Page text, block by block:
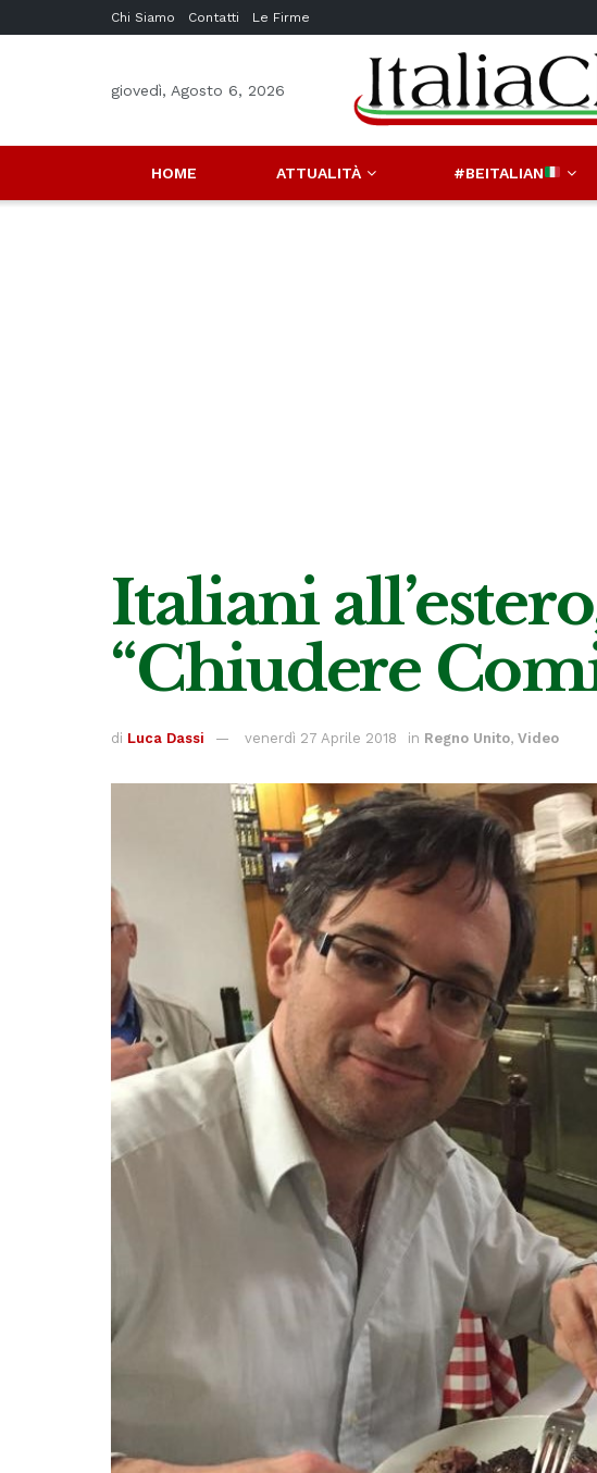
Chi Siamo Contatti Le Firme
giovedì, Agosto 6, 2026
HOME ATTUALITÀ #BEITALIAN
Italiani
“Chiudere
di Luca Dassi venerdì 27 Aprile 2018 in Regno Unito, Video